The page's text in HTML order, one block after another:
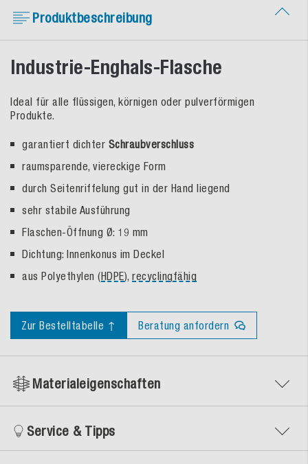
Produktbeschreibung
Industrie-Enghals-Flasche
Ideal für alle flüssigen, körnigen oder pulverförmigen
Produkte.
garantiert dichter Schraubverschluss
raumsparende, viereckige Form
durch Seitenriffelung gut in der Hand liegend
sehr stabile Ausführung
Flaschen-Öffnung Ø: 19 mm
Dichtung: Innenkonus im Deckel
aus Polyethylen (HDPE), recyclingfähig
Zur Bestelltabelle ↑ Beratung anfordern
Materialeigenschaften
Service & Tipps